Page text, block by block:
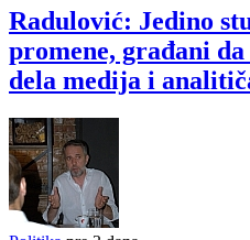
Radulović: Jedino
promene, građani
dela medija i